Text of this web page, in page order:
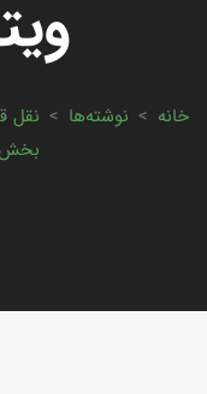
خانه > نوشته‌ها > نقل